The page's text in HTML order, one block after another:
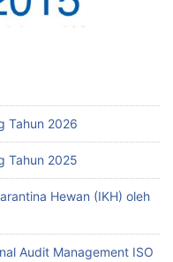
Tahun 2026
Tahun 2025
Hewan (IKH) oleh
Audit Management ISO